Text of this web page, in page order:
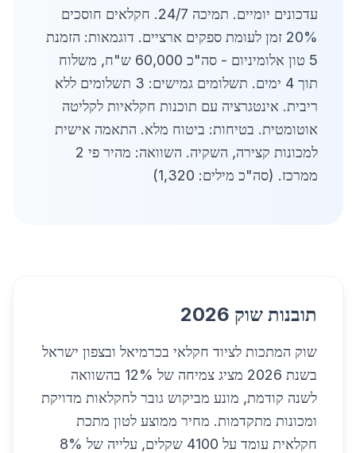
עדכונים יומיים. תמיכה 24/7. חקלאים חוסכים
20% זמן לעומת ספקים ארציים. דוגמאות: הזמנת
5 טון אלומיניום - סה"כ 60,000 ש"ח, משלוח
תוך 4 ימים. תשלומים גמישים: 3 תשלומים ללא
ריבית. אינטגרציה עם תוכנות חקלאיות לקליטה
אוטומטית. בטיחות: ביטוח מלא. התאמה אישית
למכונות קצירה, השקיה. השוואה: מהיר פי 2
ממרכז. (סה"כ מילים: 1,320)
תובנות שוק 2026
שוק המתכות לציוד חקלאי בכרמיאל ובצפון ישראל
בשנת 2026 מציג צמיחה של 12% בהשוואה
לשנה קודמת, מונע מביקוש גובר לחקלאות מדויקת
ומכונות מתקדמות. מחיר ממוצע לטון מתכת
חקלאית עומד על 4100 שקלים, עלייה של 8%